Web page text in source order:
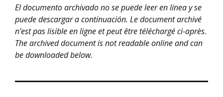
El documento archivado no se puede leer en línea y se
puede descargar a continuación. Le document archivé
n'est pas lisible en ligne et peut être téléchargé ci-après.
The archived document is not readable online and can
be downloaded below.